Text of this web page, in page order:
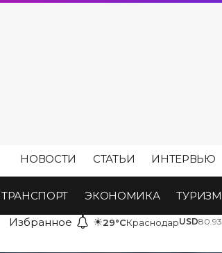
НОВОСТИ СТАТЬИ ИНТЕРВЬЮ
ТРАНСПОРТ ЭКОНОМИКА ТУРИЗМ
Избранное ☀29°CКраснодарUSD80.93